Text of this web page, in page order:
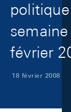
février
18 février 2008